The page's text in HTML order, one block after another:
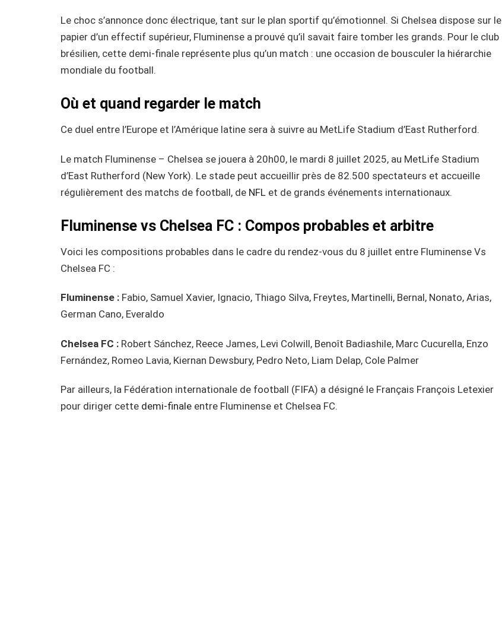
Le choc s’annonce donc électrique, tant sur le plan sportif qu’émotionnel. Si Chelsea dispose sur le
papier d’un effectif supérieur, Fluminense a prouvé qu’il savait faire tomber les grands. Pour le club
brésilien, cette demi-finale représente plus qu’un match : une occasion de bousculer la hiérarchie
mondiale du football.
Où et quand regarder le match
Ce duel entre l’Europe et l’Amérique latine sera à suivre au MetLife Stadium d’East Rutherford.
Le match Fluminense – Chelsea se jouera à 20h00, le mardi 8 juillet 2025, au MetLife Stadium
d’East Rutherford (New York). Le stade peut accueillir près de 82.500 spectateurs et accueille
régulièrement des matchs de football, de NFL et de grands événements internationaux.
Fluminense vs Chelsea FC : Compos probables et arbitre
Voici les compositions probables dans le cadre du rendez-vous du 8 juillet entre Fluminense Vs
Chelsea FC :
Fluminense : Fabio, Samuel Xavier, Ignacio, Thiago Silva, Freytes, Martinelli, Bernal, Nonato, Arias,
German Cano, Everaldo
Chelsea FC : Robert Sánchez, Reece James, Levi Colwill, Benoît Badiashile, Marc Cucurella, Enzo
Fernández, Romeo Lavia, Kiernan Dewsbury, Pedro Neto, Liam Delap, Cole Palmer
Par ailleurs, la Fédération internationale de football (FIFA) a désigné le Français François Letexier
pour diriger cette demi-finale entre Fluminense et Chelsea FC.